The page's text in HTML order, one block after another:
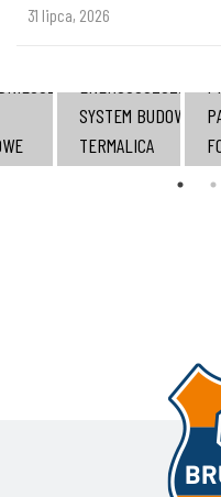
31 lipca, 2026
SYSTEM BUDOWY
TERMALICA